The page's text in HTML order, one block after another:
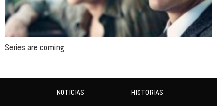
Series are coming
NOTICIAS HISTORIAS